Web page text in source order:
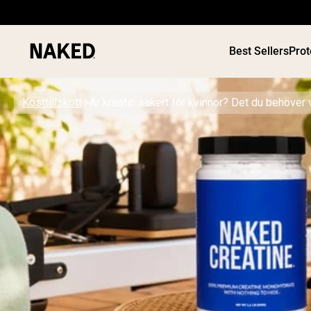
Best Sellers
Populära söktermer
”Protein Powder“
”Overnight Oats“
”Vegan protein“
”Collagen“
”Micellar Casein“
PROTEIN
Kosttillskott Är kreatin säkert för kvinnor? Det du behöver